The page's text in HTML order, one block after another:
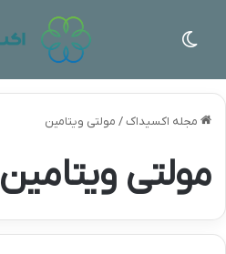
مجله اکسیداک/ مولتی ویتامین
مولتی ویتامین